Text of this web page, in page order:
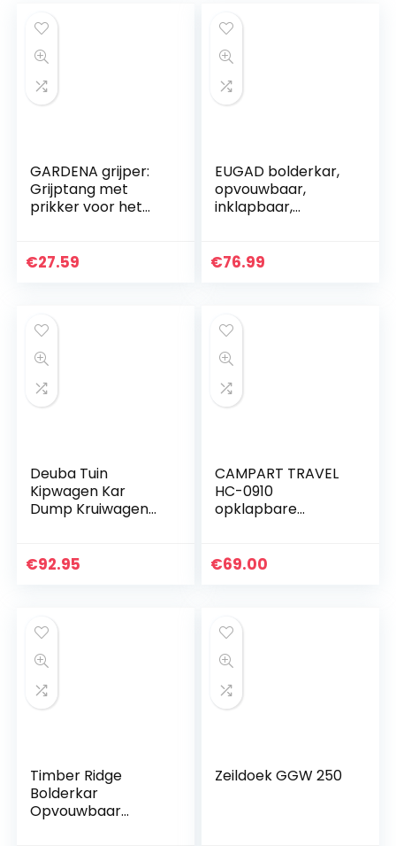
GARDENA grijper:
Grijptang met
prikker voor het
gevallen fruit of
€27.59
EUGAD bolderkar,
opvouwbaar,
inklapbaar,
wieltjes, voor
€76.99
Deuba Tuin
Kipwagen Kar
Dump Kruiwagen
Groen Stevig
€92.95
CAMPART TRAVEL
HC-0910
opklapbare
kilogram
€69.00
Timber Ridge
Bolderkar
Opvouwbaar
Zeildoek GGW 250